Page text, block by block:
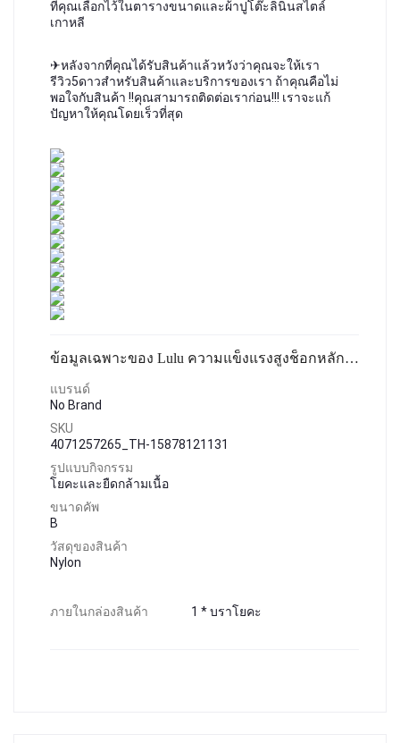
ที่คุณเลือกไว้ในตารางขนาดและผ้าปูโต๊ะลินินสไตล์
เกาหลี
✈หลังจากที่คุณได้รับสินค้าแล้วหวังว่าคุณจะให้เรา
รีวิว5ดาวสำหรับสินค้าและบริการของเรา ถ้าคุณคือไม่
พอใจกับสินค้า !!คุณสามารถติดต่อเราก่อน!!! เราจะแก้
ปัญหาให้คุณโดยเร็วที่สุด
ข้อมูลเฉพาะของ Lulu ความแข็งแรงสูงช็อกหลักฐานกีฬาเสื้อกั๊กผู้หญิงรวบรวมตายตัวโยคะที่สวยงามกลับชุดชั้นในชุดชั้นในออกกำลังกายสวมใส่ด้านนอกชุดชั้
แบรนด์
No Brand
SKU
4071257265_TH-15878121131
รูปแบบกิจกรรม
โยคะและยืดกล้ามเนื้อ
ขนาดคัพ
B
วัสดุของสินค้า
Nylon
ภายในกล่องสินค้า 1 * บราโยคะ